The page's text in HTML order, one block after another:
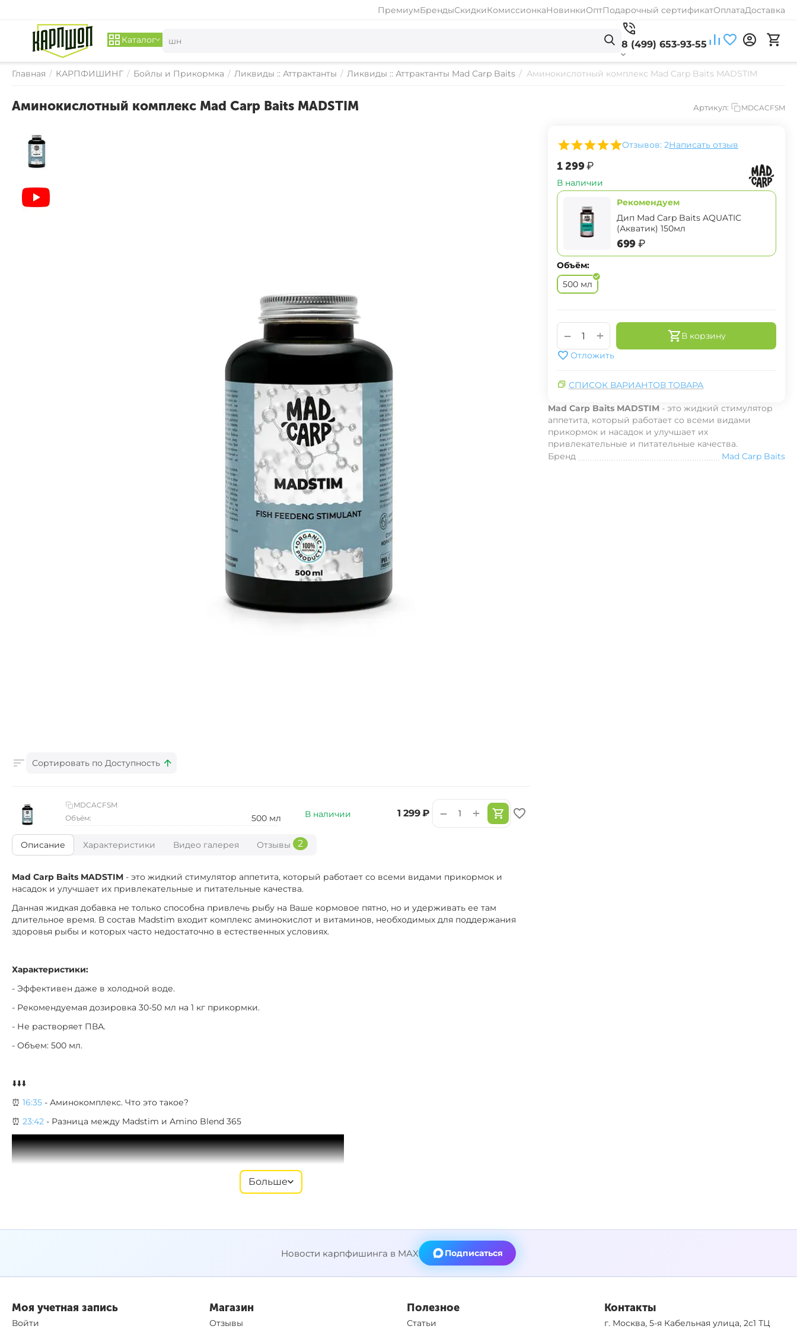
ПремиумБрендыСкидкиКомиссионкаНовинкиОптПодарочный сертификатОплатаДоставка
Каталог 8 (499) 653-93-55
Главная / КАРПФИШИНГ / Бойлы и Прикормка / Ликвиды :: Аттрактанты / Ликвиды :: Аттрактанты Mad Carp Baits / Аминокислотный комплекс Mad Carp Baits MADSTIM
Аминокислотный комплекс Mad Carp Baits MADSTIM Артикул: MDCACFSM
Отзывов: 2Написать отзыв
‍1 299‍₽
В наличии
Рекомендуем
Дип Mad Carp Baits AQUATIC
(Акватик) 150мл
‍699‍₽
Объём:
500 мл
+
−
В корзину
Отложить
СПИСОК ВАРИАНТОВ ТОВАРА
Mad Carp Baits MADSTIM - это жидкий стимулятор
аппетита, который работает со всеми видами
прикормок и насадок и улучшает их
привлекательные и питательные качества.
Бренд
Mad Carp Baits
Сортировать по Доступность
В наличии ‍1 299‍ ₽ +
−
MDCACFSM
Объём:
500 мл
Описание Характеристики Видео галерея Отзывы 2
Mad Carp Baits MADSTIM - это жидкий стимулятор аппетита, который работает со всеми видами прикормок и
насадок и улучшает их привлекательные и питательные качества.
Данная жидкая добавка не только способна привлечь рыбу на Ваше кормовое пятно, но и удерживать ее там
длительное время. В состав Madstim входит комплекс аминокислот и витаминов, необходимых для поддержания
здоровья рыбы и которых часто недостаточно в естественных условиях.
Характеристики:
- Эффективен даже в холодной воде.
- Рекомендуемая дозировка 30-50 мл на 1 кг прикормки.
- Не растворяет ПВА.
- Объем: 500 мл.
⬇️⬇️⬇️
⏰ 16:35 - Аминокомплекс. Что это такое?
⏰ 23:42 - Разница между Madstim и Amino Blend 365
Больше
Новости карпфишинга в MAX Подписаться
Моя учетная запись
Войти
Магазин
Отзывы
Полезное
Статьи
Контакты
г. Москва, 5-я Кабельная улица, 2с1 ТЦ